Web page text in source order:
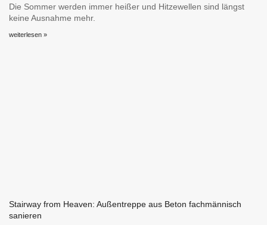
Die Sommer werden immer heißer und Hitzewellen sind längst
keine Ausnahme mehr.
weiterlesen »
Stairway from Heaven: Außentreppe aus Beton fachmännisch
sanieren